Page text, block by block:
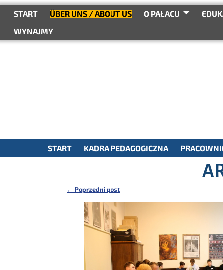
treściSTART ÜBER UNS / ABOUT US O PAŁACU
WYNAJMY
START
KADRA PEDAGOGICZNA
←Poprzedni post